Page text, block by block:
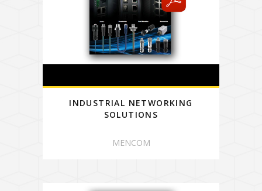
INDUSTRIAL NETWORKING
SOLUTIONS
MENCOM